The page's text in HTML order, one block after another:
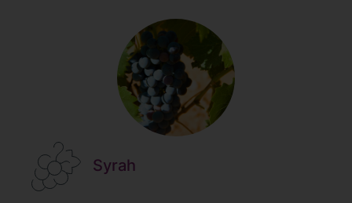
Syrah